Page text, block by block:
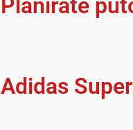
Adidas